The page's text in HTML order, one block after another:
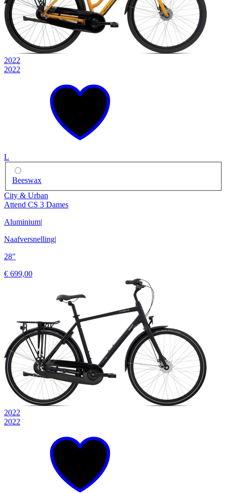
2022
2022
L
Beeswax
City & Urban
Attend CS 3 Dames
Aluminium|
Naafversnelling|
28"
€ 699,00
2022
2022